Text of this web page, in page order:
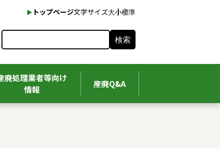
本文へ
トップページ文字サイズ大小標準
検索
廃処理業者等向け
情報
産廃Q&A